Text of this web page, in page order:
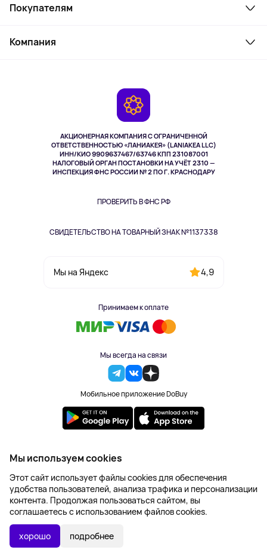
В КОРЗИНУ
АКЦИОНЕРНАЯ КОМПАНИЯ С ОГРАНИЧЕННОЙ
ОТВЕТСТВЕННОСТЬЮ «ЛАНИАКЕЯ» (LANIAKEA LLC)
ИНН/КИО 9909637467/63746 КПП 231087001
НАЛОГОВЫЙ ОРГАН ПОСТАНОВКИ НА УЧЁТ 2310 —
ИНСПЕКЦИЯ ФНС РОССИИ № 2 ПО Г. КРАСНОДАРУ
ПРОВЕРИТЬ В ФНС РФ
СВИДЕТЕЛЬСТВО НА ТОВАРНЫЙ ЗНАК №1137338
Мы на Яндекс 4,9
Принимаем к оплате
Мы всегда на связи
Мобильное приложение DoBuy
Ноутбуки, мониторы, VR
Косметика и уход
Здоровье питомцев
Одежда и аксессуары
Покупателям
Как заказать
Компания
2023-2026 © DoBuy. Все права защищены
Правила обработки персональных данных
Пользовательское соглашение
Оферта
Создание сайта – NetLab
Мы используем cookies
Этот сайт использует файлы cookies для обеспечения
удобства пользователей, анализа трафика и персонализации
контента. Продолжая пользоваться сайтом, вы
соглашаетесь с использованием файлов cookies.
хорошо подробнее